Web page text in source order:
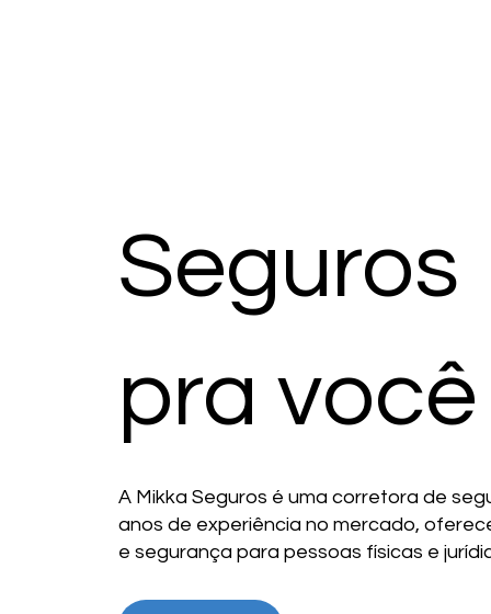
Seguros
pra você
A Mikka Seguros é uma corretora de
anos de experiência no mercado,
e segurança para pessoas físicas e